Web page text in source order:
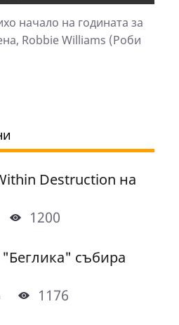
начало на годината за
Robbie Williams (Роби
Destruction на
1200
събира
1176